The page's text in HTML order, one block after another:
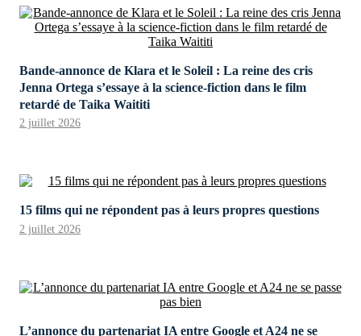
Bande-annonce de Klara et le Soleil : La reine des cris
Jenna Ortega s’essaye à la science-fiction dans le film
retardé de Taika Waititi
2 juillet 2026
15 films qui ne répondent pas à leurs propres questions
2 juillet 2026
L’annonce du partenariat IA entre Google et A24 ne se